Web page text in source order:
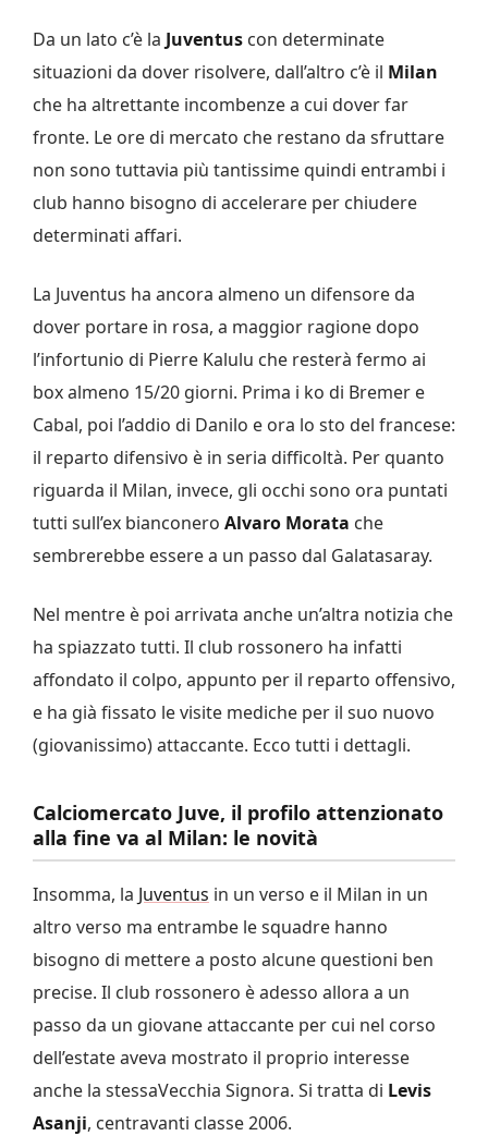
Da un lato c’è la Juventus con determinate
situazioni da dover risolvere, dall’altro c’è il Milan
che ha altrettante incombenze a cui dover far
fronte. Le ore di mercato che restano da sfruttare
non sono tuttavia più tantissime quindi entrambi i
club hanno bisogno di accelerare per chiudere
determinati affari.
La Juventus ha ancora almeno un difensore da
dover portare in rosa, a maggior ragione dopo
l’infortunio di Pierre Kalulu che resterà fermo ai
box almeno 15/20 giorni. Prima i ko di Bremer e
Cabal, poi l’addio di Danilo e ora lo sto del francese:
il reparto difensivo è in seria difficoltà. Per quanto
riguarda il Milan, invece, gli occhi sono ora puntati
tutti sull’ex bianconero Alvaro Morata che
sembrerebbe essere a un passo dal Galatasaray.
Nel mentre è poi arrivata anche un’altra notizia che
ha spiazzato tutti. Il club rossonero ha infatti
affondato il colpo, appunto per il reparto offensivo,
e ha già fissato le visite mediche per il suo nuovo
(giovanissimo) attaccante. Ecco tutti i dettagli.
Calciomercato Juve, il profilo attenzionato
alla fine va al Milan: le novità
Insomma, la Juventus in un verso e il Milan in un
altro verso ma entrambe le squadre hanno
bisogno di mettere a posto alcune questioni ben
precise. Il club rossonero è adesso allora a un
passo da un giovane attaccante per cui nel corso
dell’estate aveva mostrato il proprio interesse
anche la stessaVecchia Signora. Si tratta di Levis
Asanji, centravanti classe 2006.